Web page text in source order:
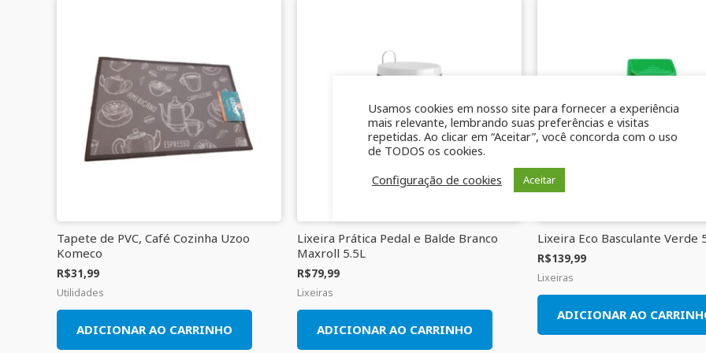
Tapete de PVC, Café Cozinha Uzoo
Komeco
R$31,99
Utilidades
ADICIONAR AO CARRINHO
Lixeira Prática Pedal e Balde Branco
Maxroll 5.5L
R$79,99
Lixeiras
ADICIONAR AO CARRINHO
Lixeira Eco Basculante Verde
R$139,99
Lixeiras
ADICIONAR AO
Usamos cookies em nosso site para fornecer a experiência
mais relevante, lembrando suas preferências e visitas
repetidas. Ao clicar em “Aceitar”, você concorda com o uso
de TODOS os cookies.
Configuração de cookies
Aceitar